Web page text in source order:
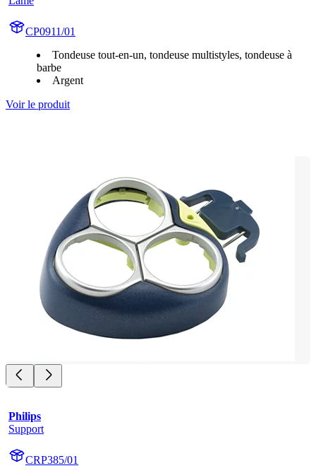
CP0911/01
Tondeuse tout-en-un, tondeuse multistyles, tondeuse à
barbe
Argent
Voir le produit
Philips
Support
CRP385/01